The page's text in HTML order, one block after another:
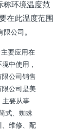
称环境温度范
在此温度范围
限公司。
要应用在
中使用，
公司销售
公司是美
主要从事
式、蜘蛛
维修、配